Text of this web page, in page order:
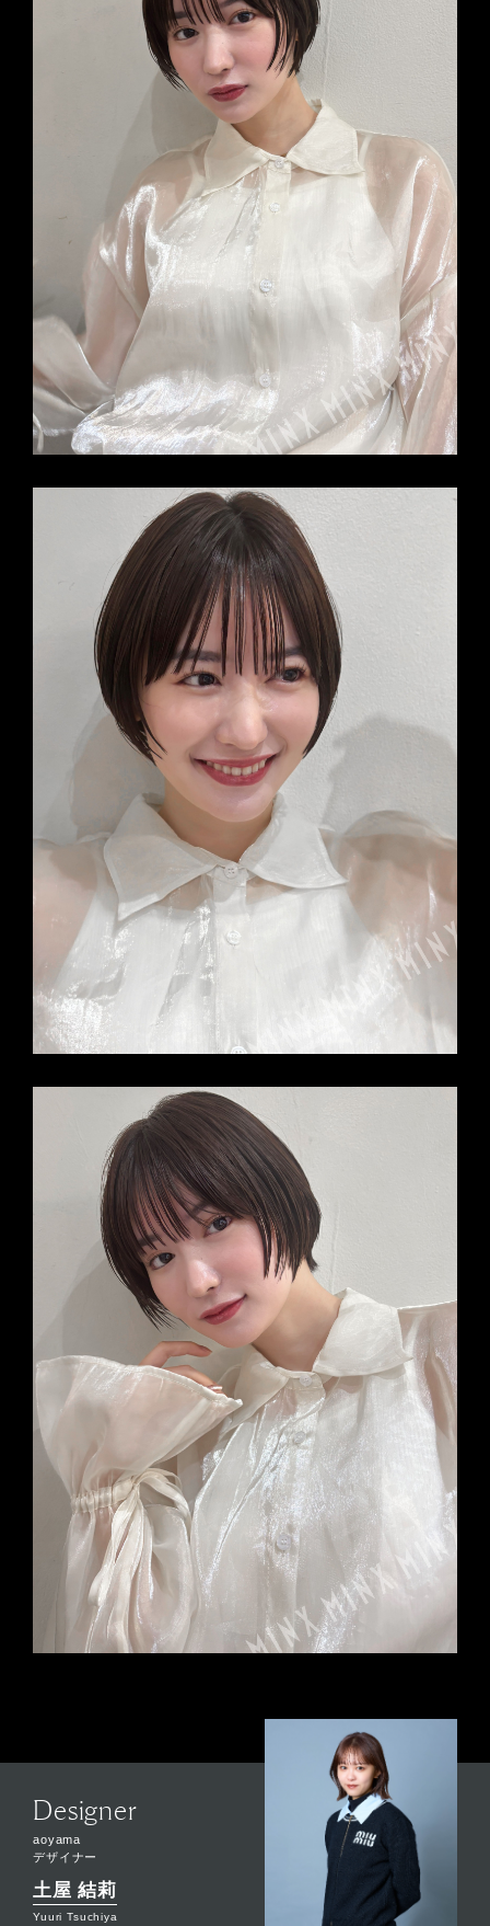
Designer
aoyama
デザイナー
土屋 結莉
Yuuri Tsuchiya